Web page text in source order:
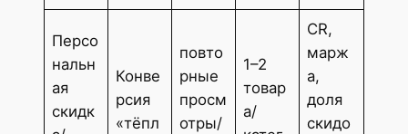
Персо
нальн
ая
скидк
Конве
рсия
«тёпл
повто
рные
просм
отры/
1–2
товар
а/
CR,
марж
а,
доля
скидо